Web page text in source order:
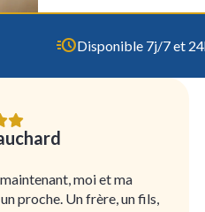
Disponible 7j/7 et
moi et ma
proche. Un frère, un fils,